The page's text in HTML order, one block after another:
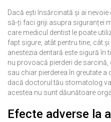
Dacă ești însărcinată și ai
să-ți faci griji asupra siguranței
care medicul dentist le poate
fapt sigure, atât pentru tine, cât
anestezia dentară este sigură în
nu provoacă pierderi de
sau chiar pierderea în greutate
dacă doctorul tău stomatolog
acestea nu sunt dăunătoare
Efecte adverse la